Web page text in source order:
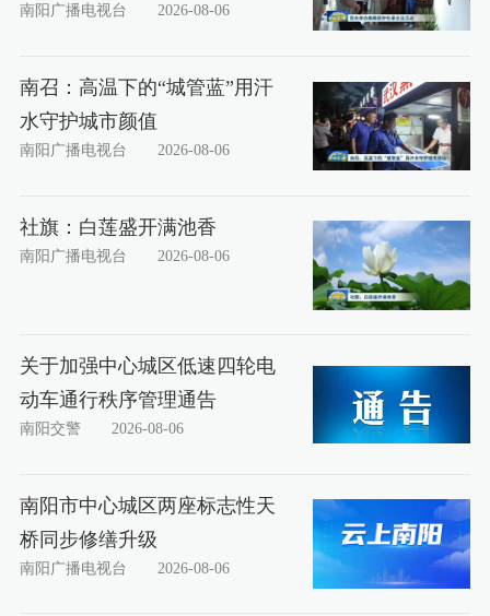
南阳广播电视台 2026-08-06
南召：高温下的“城管蓝”用汗
水守护城市颜值
南阳广播电视台 2026-08-06
社旗：白莲盛开满池香
南阳广播电视台 2026-08-06
关于加强中心城区低速四轮电
动车通行秩序管理通告
南阳交警 2026-08-06
南阳市中心城区两座标志性天
桥同步修缮升级
南阳广播电视台 2026-08-06